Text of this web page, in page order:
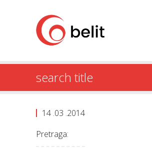
search title
14 .03 .2014
Pretraga: